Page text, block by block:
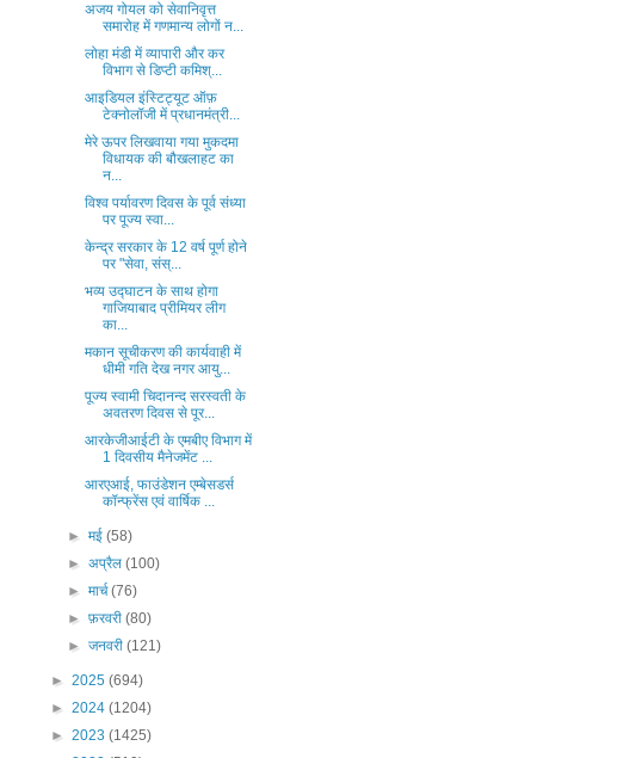
अजय गोयल को सेवानिवृत्त
समारोह में गणमान्य लोगों न...
लोहा मंडी में व्यापारी और कर
विभाग से डिप्टी कमिश्...
आइडियल इंस्टिट्यूट ऑफ़
टेक्नोलॉजी में प्रधानमंत्री...
मेरे ऊपर लिखवाया गया मुकदमा
विधायक की बौखलाहट का
न...
विश्व पर्यावरण दिवस के पूर्व संध्या
पर पूज्य स्वा...
केन्द्र सरकार के 12 वर्ष पूर्ण होने
पर "सेवा, संस्...
भव्य उद्घाटन के साथ होगा
गाजियाबाद प्रीमियर लीग
का...
मकान सूचीकरण की कार्यवाही में
धीमी गति देख नगर आयु...
पूज्य स्वामी चिदानन्द सरस्वती के
अवतरण दिवस से पूर...
आरकेजीआईटी के एमबीए विभाग में
1 दिवसीय मैनेजमेंट ...
आरएआई, फाउंडेशन एम्बेसडर्स
कॉन्फ्रेंस एवं वार्षिक ...
► मई (58)
► अप्रैल (100)
► मार्च(76)
► फ़रवरी (80)
► जनवरी (121)
► 2025 (694)
► 2024 (1204)
► 2023 (1425)